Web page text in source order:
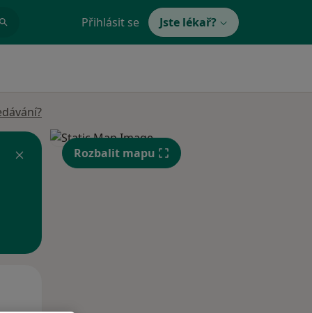
Přihlásit se Jste lékař?
Rozbalit mapu